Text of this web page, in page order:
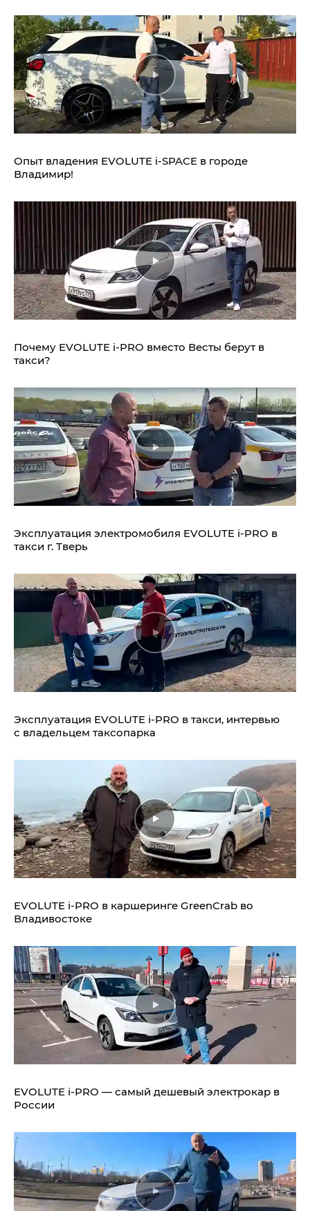
Опыт владения EVOLUTE i‑SPACE в городе
Владимир!
Почему EVOLUTE i‑PRO вместо Весты берут в
такси?
Эксплуатация электромобиля EVOLUTE i‑PRO в
такси г. Тверь
Эксплуатация EVOLUTE i‑PRO в такси, интервью
с владельцем таксопарка
EVOLUTE i‑PRO в каршеринге GreenCrab во
Владивостоке
EVOLUTE i‑PRO — самый дешевый электрокар в
России